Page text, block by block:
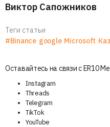
Виктор Сапожников
Теги статьи
#Binance google Microsoft
Оставайтесь на связи с ER10
Instagram
Threads
Telegram
TikTok
YouTube